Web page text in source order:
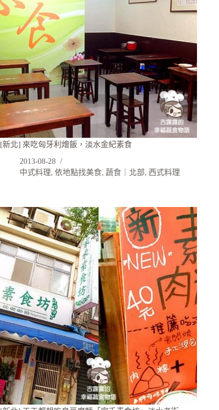
[新北] 來吃匈牙利燴飯，淡水金紀素食
2013-08-28
中式料理, 依地點找美食, 蔬食｜北部, 西式料理